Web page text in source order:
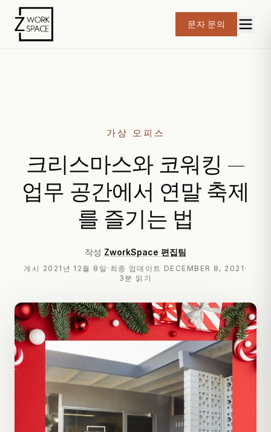
문자 문의
가상 오피스
크리스마스와 코워킹 —
업무 공간에서 연말 축제
를 즐기는 법
작성 ZworkSpace 편집팀
게시 2021년 12월 8일 · 최종 업데이트 DECEMBER 8, 2021 ·
3분 읽기